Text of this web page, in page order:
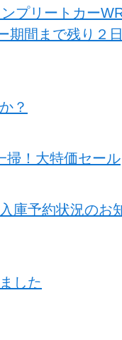
プリートカー
期間まで残り２
？
掃！大特価セール
庫予約状況のお
した